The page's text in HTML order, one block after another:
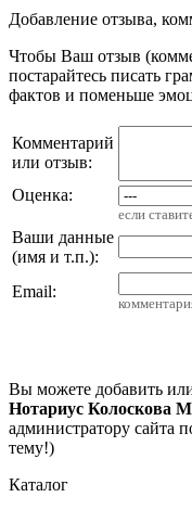
Добавление отзыва,
Чтобы Ваш отзыв
постарайтесь писать
фактов и поменьше
Комментарий
или отзыв:
Оценка:
если
Ваши данные
(имя и т.п.):
Email:
Вы можете добавить
Нотариус Колоскова
администратору сайта
тему!)
Каталог